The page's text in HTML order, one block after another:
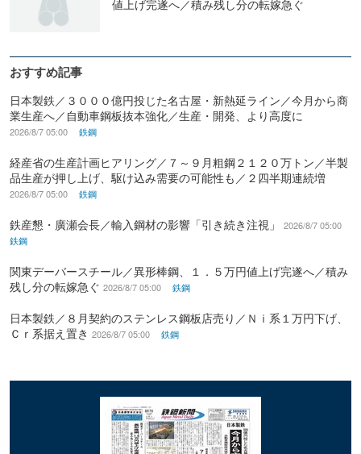
値上げ完遂へ／積み残し分の転嫁急ぐ
おすすめ記事
日本製鉄／３０００億円投じた名古屋・新熱延ライン／今月から商
業生産へ／自動車鋼板抜本強化／生産・開発、より高度に
2026/8/7 05:00 鉄鋼
経産省の生産計画ヒアリング／７～９月粗鋼２１２０万トン／半製
品生産が押し上げ、駆け込み需要の可能性も／２四半期連続増
2026/8/7 05:00 鉄鋼
鉄産懇・廣瀬会長／輸入鋼材の影響「引き続き注視」
2026/8/7 05:00
鉄鋼
関東デーバースチール／異形棒鋼、１．５万円値上げ完遂へ／積み
残し分の転嫁急ぐ 2026/8/7 05:00 鉄鋼
日本製鉄／８月契約のステンレス鋼板店売り／Ｎｉ系１万円下げ、
Ｃｒ系据え置き 2026/8/7 05:00 鉄鋼